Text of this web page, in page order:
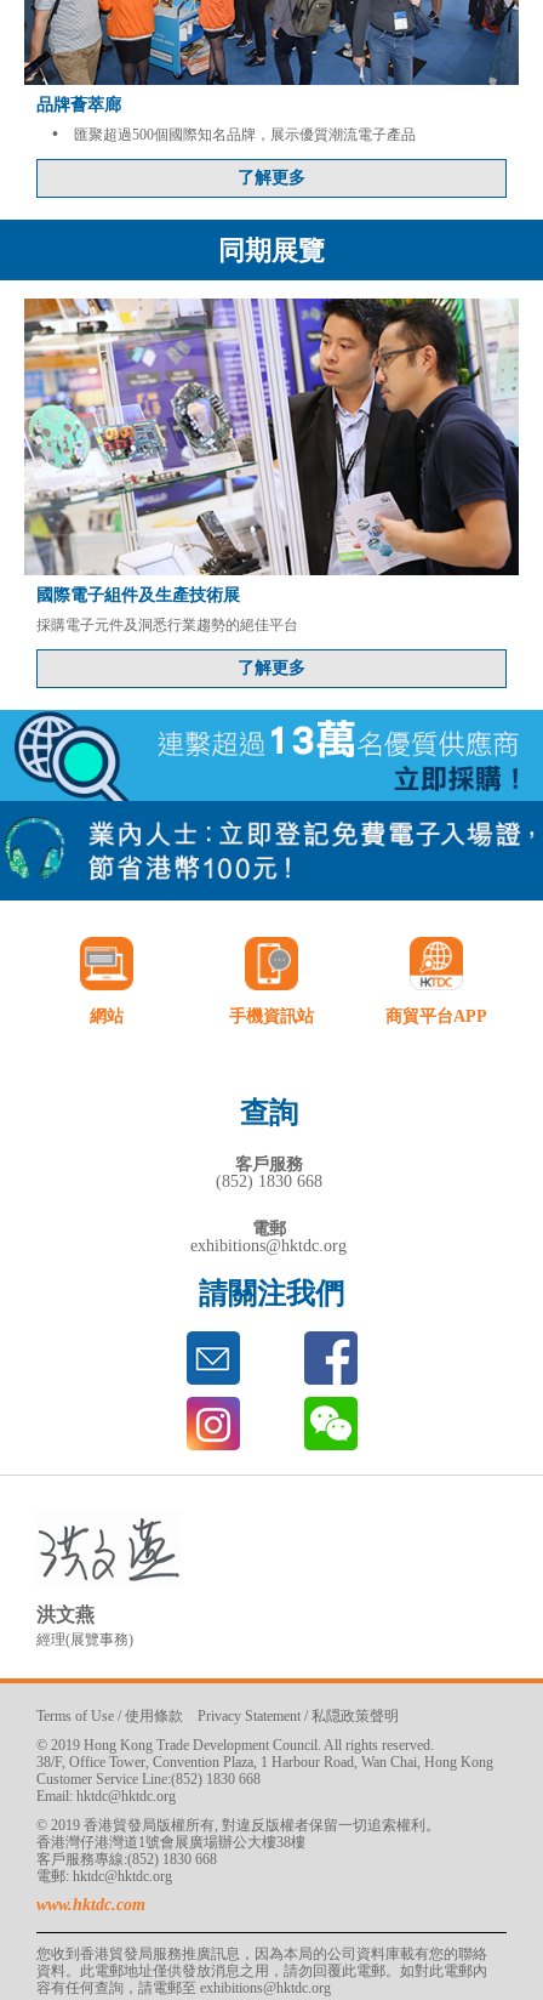
品牌薈萃廊
•
匯聚超過500個國際知名品牌，展示優質潮流電子產品
了解更多
同期展覽
國際電子組件及生產技術展
採購電子元件及洞悉行業趨勢的絕佳平台
了解更多
網站 手機資訊站 商貿平台APP
查詢
客戶服務
(852) 1830 668
電郵
exhibitions@hktdc.org
請關注我們
洪文燕
經理(展覽事務)
Terms of Use / 使用條款 Privacy Statement / 私隠政策聲明
© 2019 Hong Kong Trade Development Council. All rights reserved.
38/F, Office Tower, Convention Plaza, 1 Harbour Road, Wan Chai, Hong Kong
Customer Service Line:(852) 1830 668
Email: hktdc@hktdc.org
© 2019 香港貿發局版權所有, 對違反版權者保留一切追索權利。
香港灣仔港灣道1號會展廣場辦公大樓38樓
客戶服務專線:(852) 1830 668
電郵: hktdc@hktdc.org
www.hktdc.com
您收到香港貿發局服務推廣訊息，因為本局的公司資料庫載有您的聯絡
資料。此電郵地址僅供發放消息之用，請勿回覆此電郵。如對此電郵內
容有任何查詢，請電郵至 exhibitions@hktdc.org